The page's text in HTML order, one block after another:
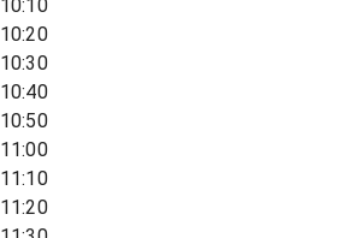
10:10
10:20
10:30
10:40
10:50
11:00
11:10
11:20